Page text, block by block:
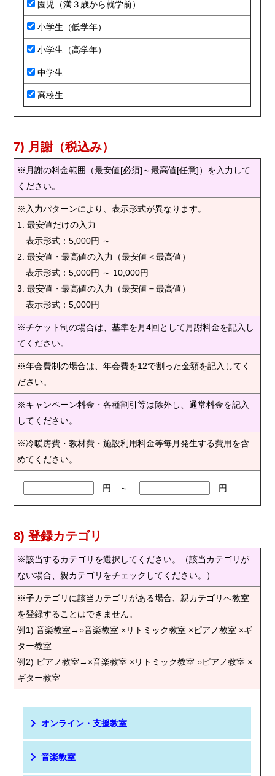
園児（満３歳から就学前）
小学生（低学年）
小学生（高学年）
中学生
高校生
7) 月謝（税込み）
※月謝の料金範囲（最安値[必須]～最高値[任意]）を入力して
ください。
※入力パターンにより、表示形式が異なります。
1. 最安値だけの入力
表示形式：5,000円 ～
2. 最安値・最高値の入力（最安値＜最高値）
表示形式：5,000円 ～ 10,000円
3. 最安値・最高値の入力（最安値＝最高値）
表示形式：5,000円
※チケット制の場合は、基準を月4回として月謝料金を記入し
てください。
※年会費制の場合は、年会費を12で割った金額を記入してく
ださい。
※キャンペーン料金・各種割引等は除外し、通常料金を記入
してください。
※冷暖房費・教材費・施設利用料金等毎月発生する費用を含
めてください。
円 ～ 円
8) 登録カテゴリ
※該当するカテゴリを選択してください。（該当カテゴリが
ない場合、親カテゴリをチェックしてください。）
※子カテゴリに該当カテゴリがある場合、親カテゴリへ教室
を登録することはできません。
例1) 音楽教室→○音楽教室 ×リトミック教室 ×ピアノ教室 ×ギ
ター教室
例2) ピアノ教室→×音楽教室 ×リトミック教室 ○ピアノ教室 ×
ギター教室
オンライン・支援教室
音楽教室